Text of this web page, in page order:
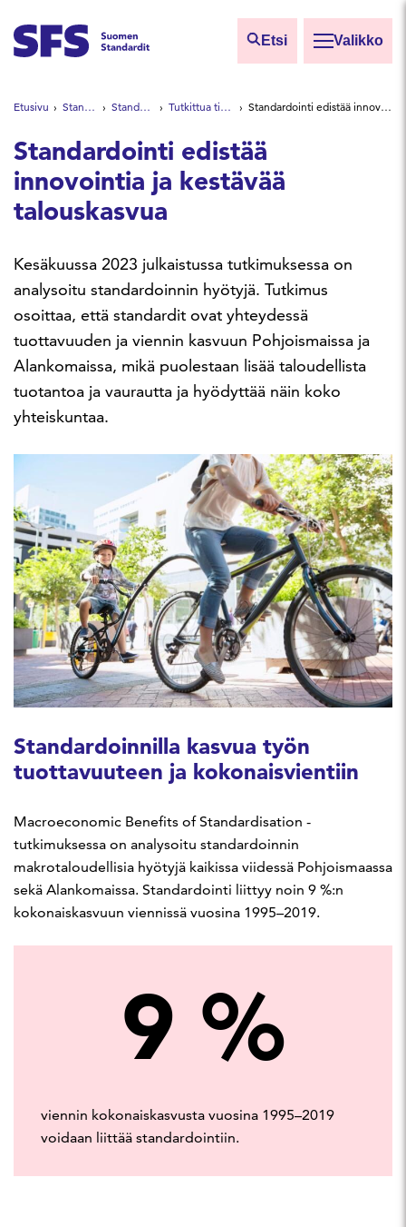
Etsi Valikko
Etsi sivuilta
Hae hakutermillä
Etusivu Standardeista Standardien hyödyt Tutkittua tietoa standardeista Standardointi edistää innovointia ja kestävää talouskasvua
Standardointi edistää
innovointia ja kestävää
talouskasvua
Kesäkuussa 2023 julkaistussa tutkimuksessa on
analysoitu standardoinnin hyötyjä. Tutkimus
osoittaa, että standardit ovat yhteydessä
tuottavuuden ja viennin kasvuun Pohjoismaissa ja
Alankomaissa, mikä puolestaan lisää taloudellista
tuotantoa ja vaurautta ja hyödyttää näin koko
yhteiskuntaa.
Standardoinnilla kasvua työn
tuottavuuteen ja kokonaisvientiin
Macroeconomic Benefits of Standardisation -
tutkimuksessa on analysoitu standardoinnin
makrotaloudellisia hyötyjä kaikissa viidessä Pohjoismaassa
sekä Alankomaissa. Standardointi liittyy noin 9 %:n
kokonaiskasvuun viennissä vuosina 1995–2019.
9 %
viennin kokonaiskasvusta vuosina 1995–2019
voidaan liittää standardointiin.